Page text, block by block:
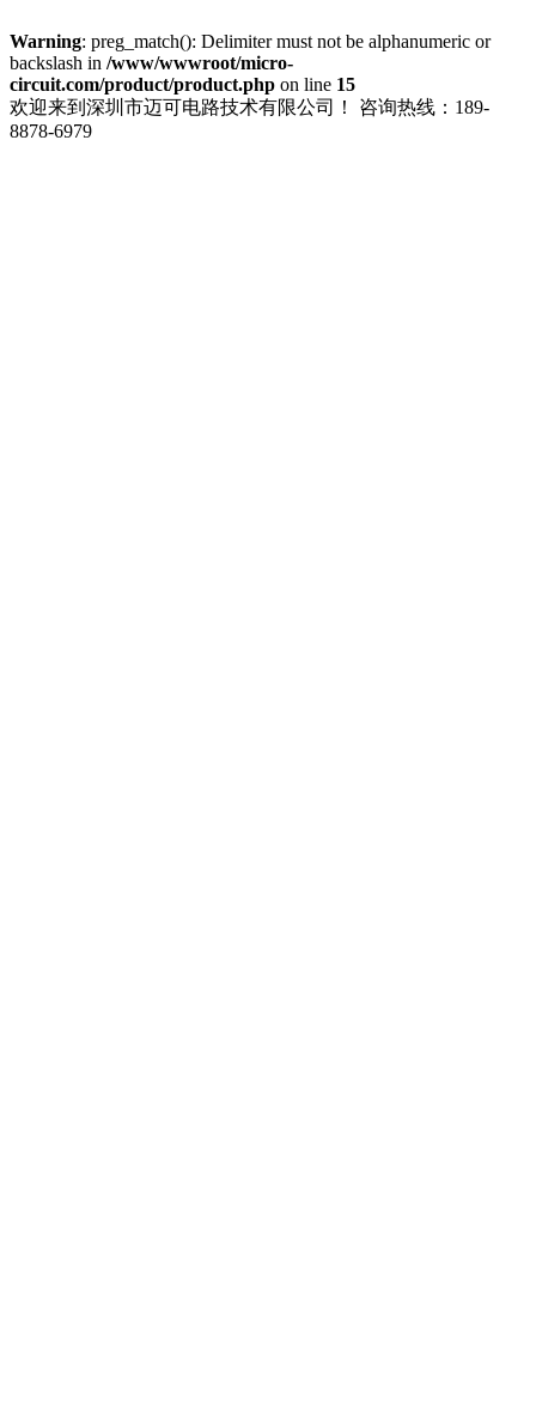
Warning: preg_match(): Delimiter must not be alphanumeric or
backslash in /www/wwwroot/micro-
circuit.com/product/product.php on line 15
欢迎来到深圳市迈可电路技术有限公司！
咨询热线：189-
8878-6979